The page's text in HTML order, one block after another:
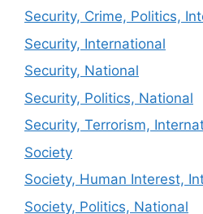
Security, Crime, Politics,
Security, International
Security, National
Security, Politics, National
Security, Terrorism,
Society
Society, Human Interest,
Society, Politics, National